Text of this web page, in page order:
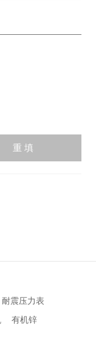
耐震压力表
有机锌